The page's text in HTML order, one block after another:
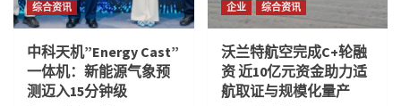
综合资讯
中科天机”Energy Cast”
一体机：新能源气象预
测迈入15分钟级
企业 综合资讯
沃兰特航空完成C+轮融
资 近10亿元资金助力适
航取证与规模化量产